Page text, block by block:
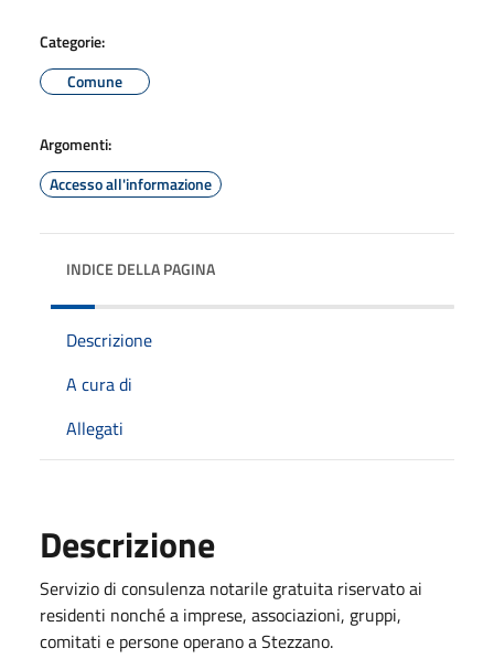
Categorie:
Comune
Argomenti:
Accesso all'informazione
INDICE DELLA PAGINA
Descrizione
A cura di
Allegati
Descrizione
Servizio di consulenza notarile gratuita riservato ai
residenti nonché a imprese, associazioni, gruppi,
comitati e persone operano a Stezzano.